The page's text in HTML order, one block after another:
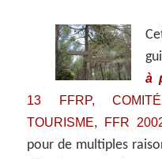
à
13 FFRP,
TOURISME, FFR
pour de multiples